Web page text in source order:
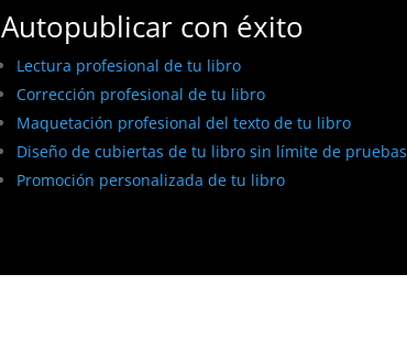
Autopublicar con éxito
Lectura profesional de tu libro
Corrección profesional de tu libro
Maquetación profesional del texto de tu libro
Diseño de cubiertas de tu libro sin límite de pruebas
Promoción personalizada de tu libro